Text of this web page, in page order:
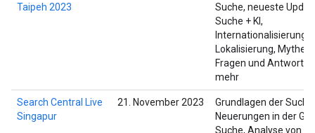
Taipeh 2023
Suche, neueste
Suche + KI,
Internationalisierung +
Lokalisierung, Mythen,
Fragen und
mehr
Search Central Live
Singapur
21. November 2023
Grundlagen der Suche,
Neuerungen in der
Suche, Analyse von